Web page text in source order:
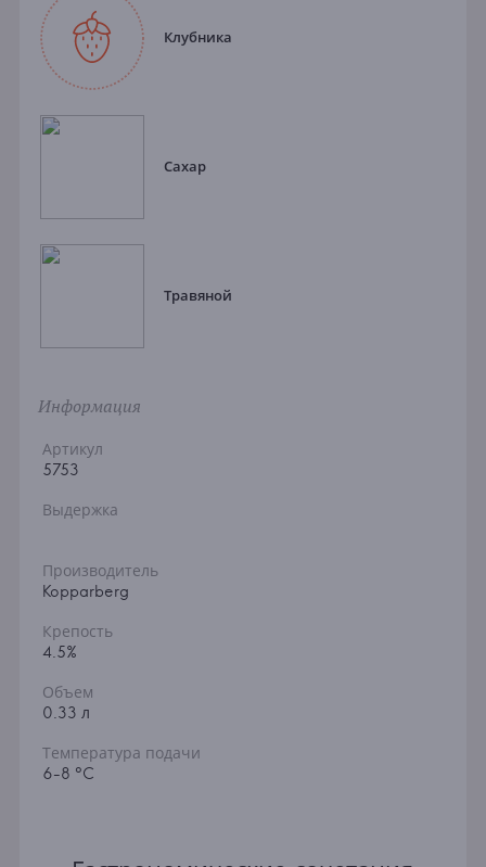
Клубника
Сахар
Травяной
Информация
Артикул
5753
Выдержка
Производитель
Kopparberg
Крепость
4.5%
Объем
0.33 л
Температура подачи
6-8 °C